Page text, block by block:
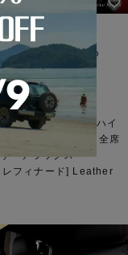
ィナード
¥59,800 のところ
税込
sale】ヴォクシー ハイ
レザーシートカバー 全席
ーデラックス
フィナード] Leather